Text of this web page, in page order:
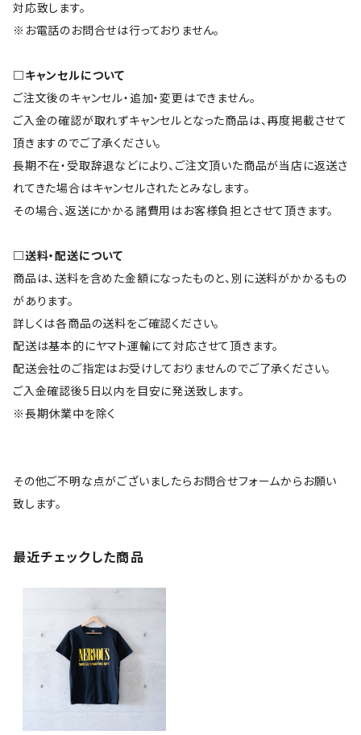
対応致します。
※お電話のお問合せは行っておりません。
□キャンセルについて
ご注文後のキャンセル・追加・変更はできません。
ご入金の確認が取れずキャンセルとなった商品は、再度掲載させて
頂きますのでご了承ください。
長期不在・受取辞退などにより、ご注文頂いた商品が当店に返送さ
れてきた場合はキャンセルされたとみなします。
その場合、返送にかかる諸費用はお客様負担とさせて頂きます。
□送料・配送について
商品は、送料を含めた金額になったものと、別に送料がかかるもの
があります。
詳しくは各商品の送料をご確認ください。
配送は基本的にヤマト運輸にて対応させて頂きます。
配送会社のご指定はお受けしておりませんのでご了承ください。
ご入金確認後5日以内を目安に発送致します。
※長期休業中を除く
その他ご不明な点がございましたらお問合せフォームからお願い
致します。
最近チェックした商品